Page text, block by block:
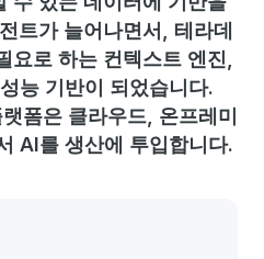
트가 늘어나면서, 테라데
요로 하는 컨텍스트 엔진,
능 기반이 되었습니다.
폼은 클라우드, 온프레미
AI를 생산에 투입합니다.